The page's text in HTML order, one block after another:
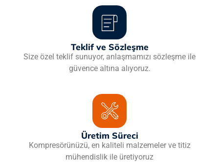
Teklif ve Sözleşme
Size özel teklif sunuyor, anlaşmamızı sözleşme ile
güvence altına alıyoruz.
Üretim Süreci
Kompresörünüzü, en kaliteli malzemeler ve titiz
mühendislik ile üretiyoruz